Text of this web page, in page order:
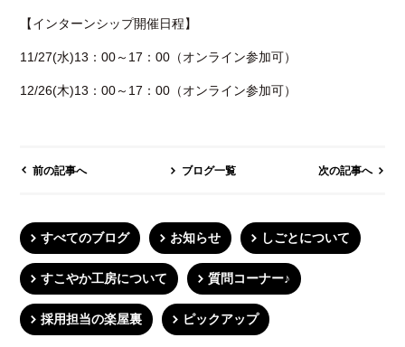
【インターンシップ開催日程】
11/27(水)13：00～17：00（オンライン参加可）
12/26(木)13：00～17：00（オンライン参加可）
前の記事へ ブログ一覧 次の記事へ
すべてのブログ お知らせ しごとについて
すこやか工房について 質問コーナー♪
採用担当の楽屋裏 ピックアップ